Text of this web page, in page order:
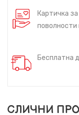
Картичка
поволности
Бесплатна
СЛИЧНИ